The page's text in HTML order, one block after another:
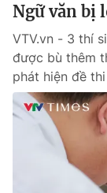
Ngữ văn bị
VTV.vn - 3 thí
được bù thêm
phát hiện đề